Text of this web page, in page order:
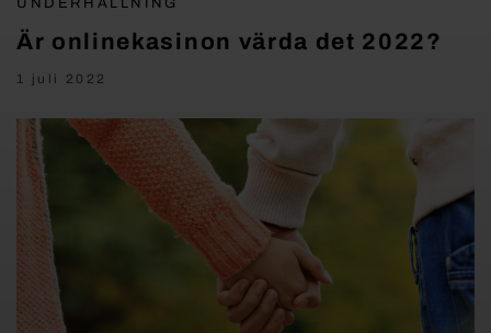
UNDERHÅLLNING
Är onlinekasinon värda det 2022?
1 juli 2022